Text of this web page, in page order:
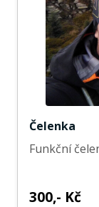
Čelenka
Funkční
300,- Kč